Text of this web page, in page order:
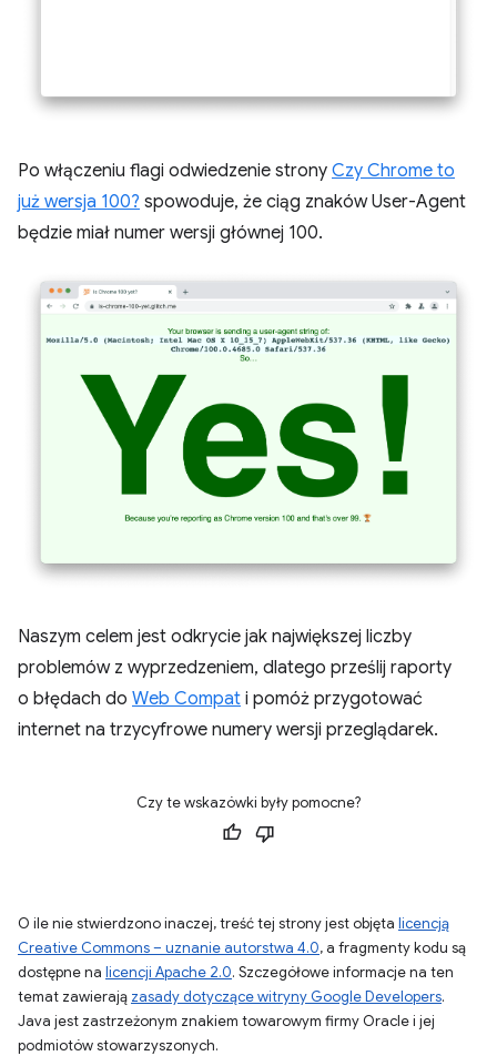
Po włączeniu flagi odwiedzenie strony Czy Chrome to
już wersja 100? spowoduje, że ciąg znaków User-Agent
będzie miał numer wersji głównej 100.
Naszym celem jest odkrycie jak największej liczby
problemów z wyprzedzeniem, dlatego prześlij raporty
o błędach do Web Compat i pomóż przygotować
internet na trzycyfrowe numery wersji przeglądarek.
Czy te wskazówki były pomocne?
O ile nie stwierdzono inaczej, treść tej strony jest objęta licencją
Creative Commons – uznanie autorstwa 4.0, a fragmenty kodu są
dostępne na licencji Apache 2.0. Szczegółowe informacje na ten
temat zawierają zasady dotyczące witryny Google Developers.
Java jest zastrzeżonym znakiem towarowym firmy Oracle i jej
podmiotów stowarzyszonych.